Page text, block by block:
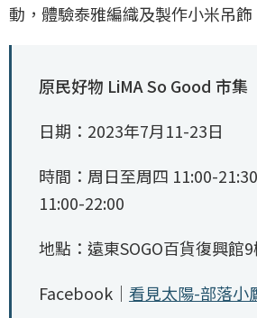
動，體驗泰雅編織及製作小米吊飾
原民好物 LiMA So Good 市集
日期：2023年7月11-23日
時間：周日至周四 11:00-
11:00-22:00
地點：遠東SOGO百貨復興館
Facebook｜ 看見太陽-部落小